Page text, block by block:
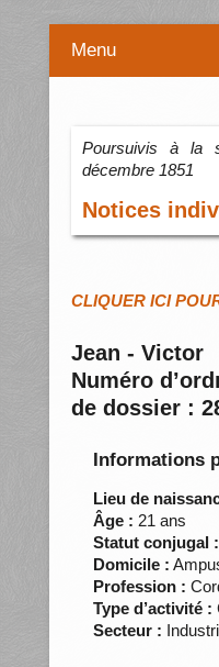
Menu
Poursuivis à la
décembre 1851
Notices
CLIQUER ICI
Jean - Victor
Numéro
de dossier :
Informations
Lieu de
Âge : 21 ans
Statut conjugal :
Domicile :
Profession :
Type d’activité :
Secteur :